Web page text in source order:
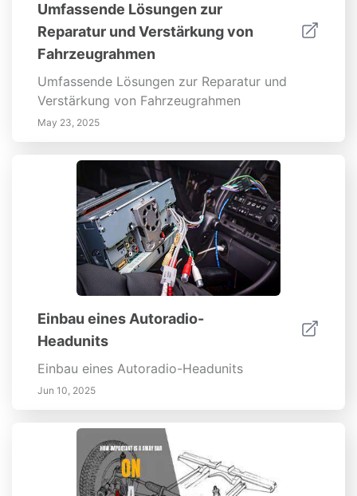
Umfassende Lösungen zur
Reparatur und Verstärkung von
Fahrzeugrahmen
Umfassende Lösungen zur Reparatur und
Verstärkung von Fahrzeugrahmen
May 23, 2025
Einbau eines Autoradio-
Headunits
Einbau eines Autoradio-Headunits
Jun 10, 2025